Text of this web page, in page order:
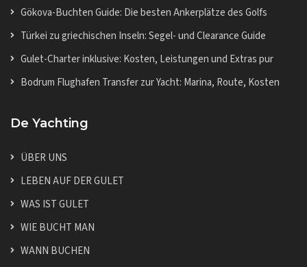
Gökova-Buchten Guide: Die besten Ankerplätze des Golfs
Türkei zu griechischen Inseln: Segel- und Clearance Guide
Gulet-Charter inklusive: Kosten, Leistungen und Extras pur
Bodrum Flughafen Transfer zur Yacht: Marina, Route, Kosten
De Yachting
ÜBER UNS
LEBEN AUF DER GULET
WAS IST GULET
WIE BUCHT MAN
WANN BUCHEN